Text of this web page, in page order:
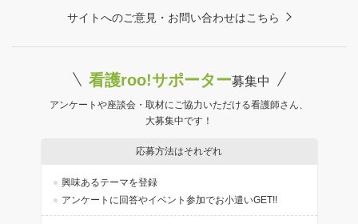
サイトへのご意見・お問い合わせはこちら
看護roo!サポーター募集中
アンケートや座談会・取材にご協力いただける看護師さん、
大募集中です！
応募方法はそれぞれ
興味あるテーマを登録
アンケートに回答やイベント参加でお小遣いGET!!